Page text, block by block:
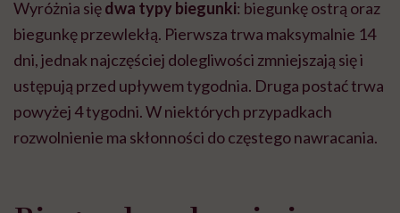
Wyróżnia siędwa typy biegunki: biegunkę ostrą oraz
biegunkę przewlekłą. Pierwsza trwa maksymalnie 14
dni, jednak najczęściej dolegliwości zmniejszają się i
ustępują przed upływem tygodnia. Druga postać trwa
powyżej 4 tygodni. W niektórych przypadkach
rozwolnienie ma skłonności do częstego nawracania.